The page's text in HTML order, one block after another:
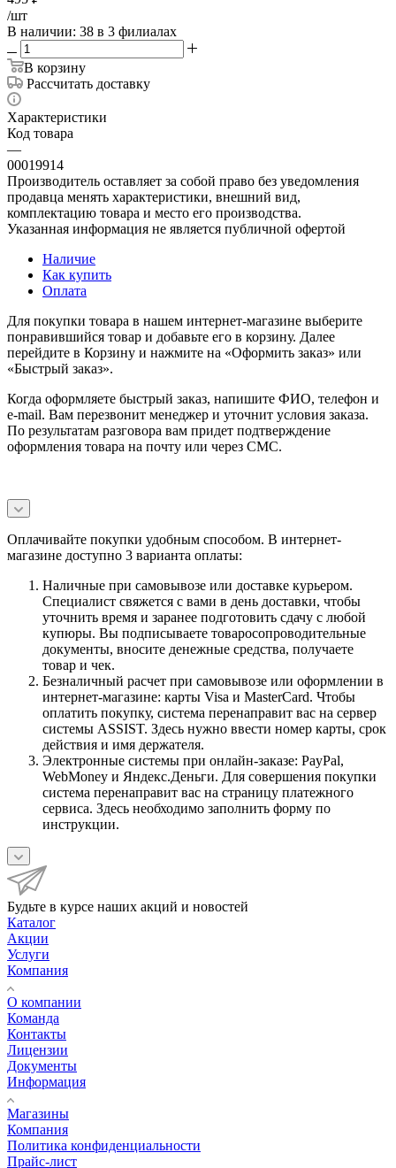
/шт
В наличии: 38 в 3 филиалах
В корзину
Рассчитать доставку
Характеристики
Код товара
—
00019914
Производитель оставляет за собой право без уведомления
продавца менять характеристики, внешний вид,
комплектацию товара и место его производства.
Указанная информация не является публичной офертой
Наличие
Как купить
Оплата
Для покупки товара в нашем интернет-магазине выберите
понравившийся товар и добавьте его в корзину. Далее
перейдите в Корзину и нажмите на «Оформить заказ» или
«Быстрый заказ».
Когда оформляете быстрый заказ, напишите ФИО, телефон и
e-mail. Вам перезвонит менеджер и уточнит условия заказа.
По результатам разговора вам придет подтверждение
оформления товара на почту или через СМС.
Оплачивайте покупки удобным способом. В интернет-
магазине доступно 3 варианта оплаты:
Наличные при самовывозе или доставке курьером.
Специалист свяжется с вами в день доставки, чтобы
уточнить время и заранее подготовить сдачу с любой
купюры. Вы подписываете товаросопроводительные
документы, вносите денежные средства, получаете
товар и чек.
Безналичный расчет при самовывозе или оформлении в
интернет-магазине: карты Visa и MasterCard. Чтобы
оплатить покупку, система перенаправит вас на сервер
системы ASSIST. Здесь нужно ввести номер карты, срок
действия и имя держателя.
Электронные системы при онлайн-заказе: PayPal,
WebMoney и Яндекс.Деньги. Для совершения покупки
система перенаправит вас на страницу платежного
сервиса. Здесь необходимо заполнить форму по
инструкции.
Будьте в курсе наших акций и новостей
Каталог
Акции
Услуги
Компания
О компании
Команда
Контакты
Лицензии
Документы
Информация
Магазины
Компания
Политика конфиденциальности
Прайс-лист